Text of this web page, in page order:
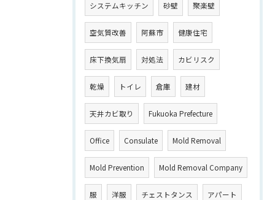
システムキッチン 砂壁 聚楽壁
空気質改善 阿蘇市 健康住宅
床下換気扇 対処法 カビリスク
乾燥 トイレ 倉庫 建材
天井カビ取り Fukuoka Prefecture
Office Consulate Mold Removal
Mold Prevention Mold Removal Company
服 洋服 チェストタンス アパート